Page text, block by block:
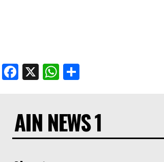
Facebook
X WhatsApp
AIN NEWS 1